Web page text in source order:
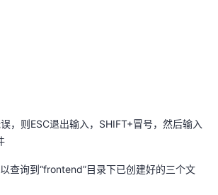
，则ESC退出输入，SHIFT+冒号，然后输入
查询到“frontend”目录下已创建好的三个文